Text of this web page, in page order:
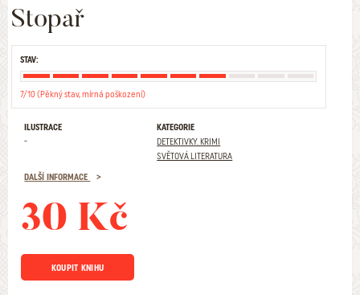
Stopař
STAV:
7/10 (Pěkný stav, mírná poškození)
ILUSTRACE
-
KATEGORIE
DETEKTIVKY. KRIMI
SVĚTOVÁ LITERATURA
DALŠÍ INFORMACE
30 Kč
KOUPIT KNIHU